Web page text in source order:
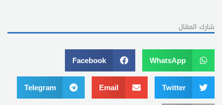
شارك المقال
WhatsApp
Facebook
Twitter
Email
Telegram